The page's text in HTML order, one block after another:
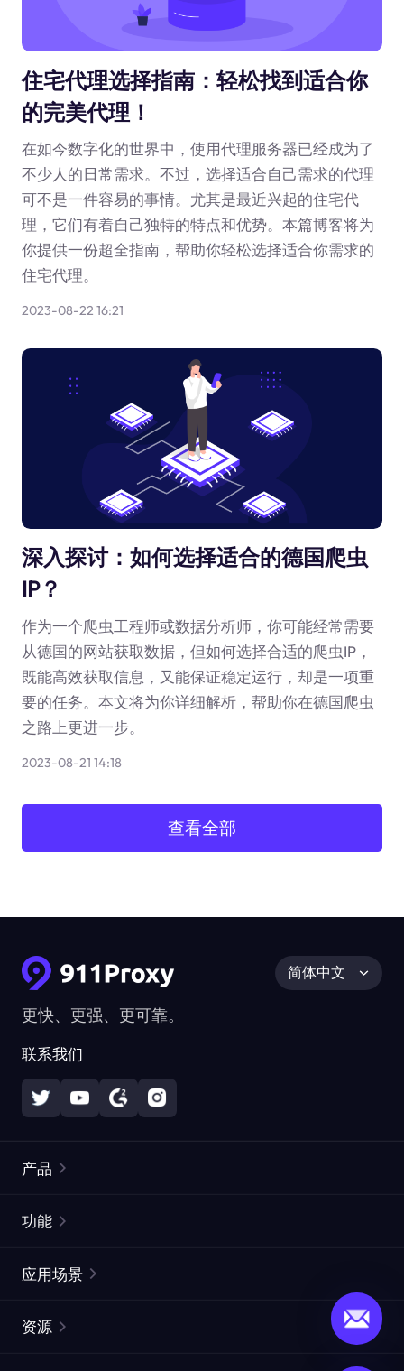
住宅代理选择指南：轻松找到适合你
的完美代理！
在如今数字化的世界中，使用代理服务器已经成为了
不少人的日常需求。不过，选择适合自己需求的代理
可不是一件容易的事情。尤其是最近兴起的住宅代
理，它们有着自己独特的特点和优势。本篇博客将为
你提供一份超全指南，帮助你轻松选择适合你需求的
住宅代理。
2023-08-22 16:21
深入探讨：如何选择适合的德国爬虫
IP？
作为一个爬虫工程师或数据分析师，你可能经常需要
从德国的网站获取数据，但如何选择合适的爬虫IP，
既能高效获取信息，又能保证稳定运行，却是一项重
要的任务。本文将为你详细解析，帮助你在德国爬虫
之路上更进一步。
2023-08-21 14:18
查看全部
更快、更强、更可靠。
联系我们
简体中文
产品
静态住宅代理
功能
ISP代理
应用场景
资源